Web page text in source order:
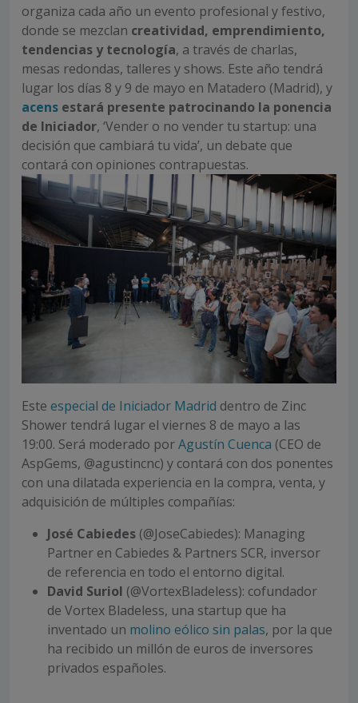
organiza cada año un evento profesional y festivo,
donde se mezclan creatividad, emprendimiento,
tendencias y tecnología, a través de charlas,
mesas redondas, talleres y shows. Este año tendrá
lugar los días 8 y 9 de mayo en Matadero (Madrid), y
acens estará presente patrocinando la ponencia
de Iniciador, ‘Vender o no vender tu startup: una
decisión que cambiará tu vida’, un debate que
contará con opiniones contrapuestas.
Este especial de Iniciador Madrid dentro de Zinc
Shower tendrá lugar el viernes 8 de mayo a las
19:00. Será moderado porAgustín Cuenca (CEO de
AspGems, @agustincnc) y contará con dos ponentes
con una dilatada experiencia en la compra, venta, y
adquisición de múltiples compañías:
José Cabiedes (@JoseCabiedes): Managing
Partner en Cabiedes & Partners SCR, inversor
de referencia en todo el entorno digital.
David Suriol (@VortexBladeless): cofundador
de Vortex Bladeless, una startup que ha
inventado un molino eólico sin palas, por la que
ha recibido un millón de euros de inversores
privados españoles.